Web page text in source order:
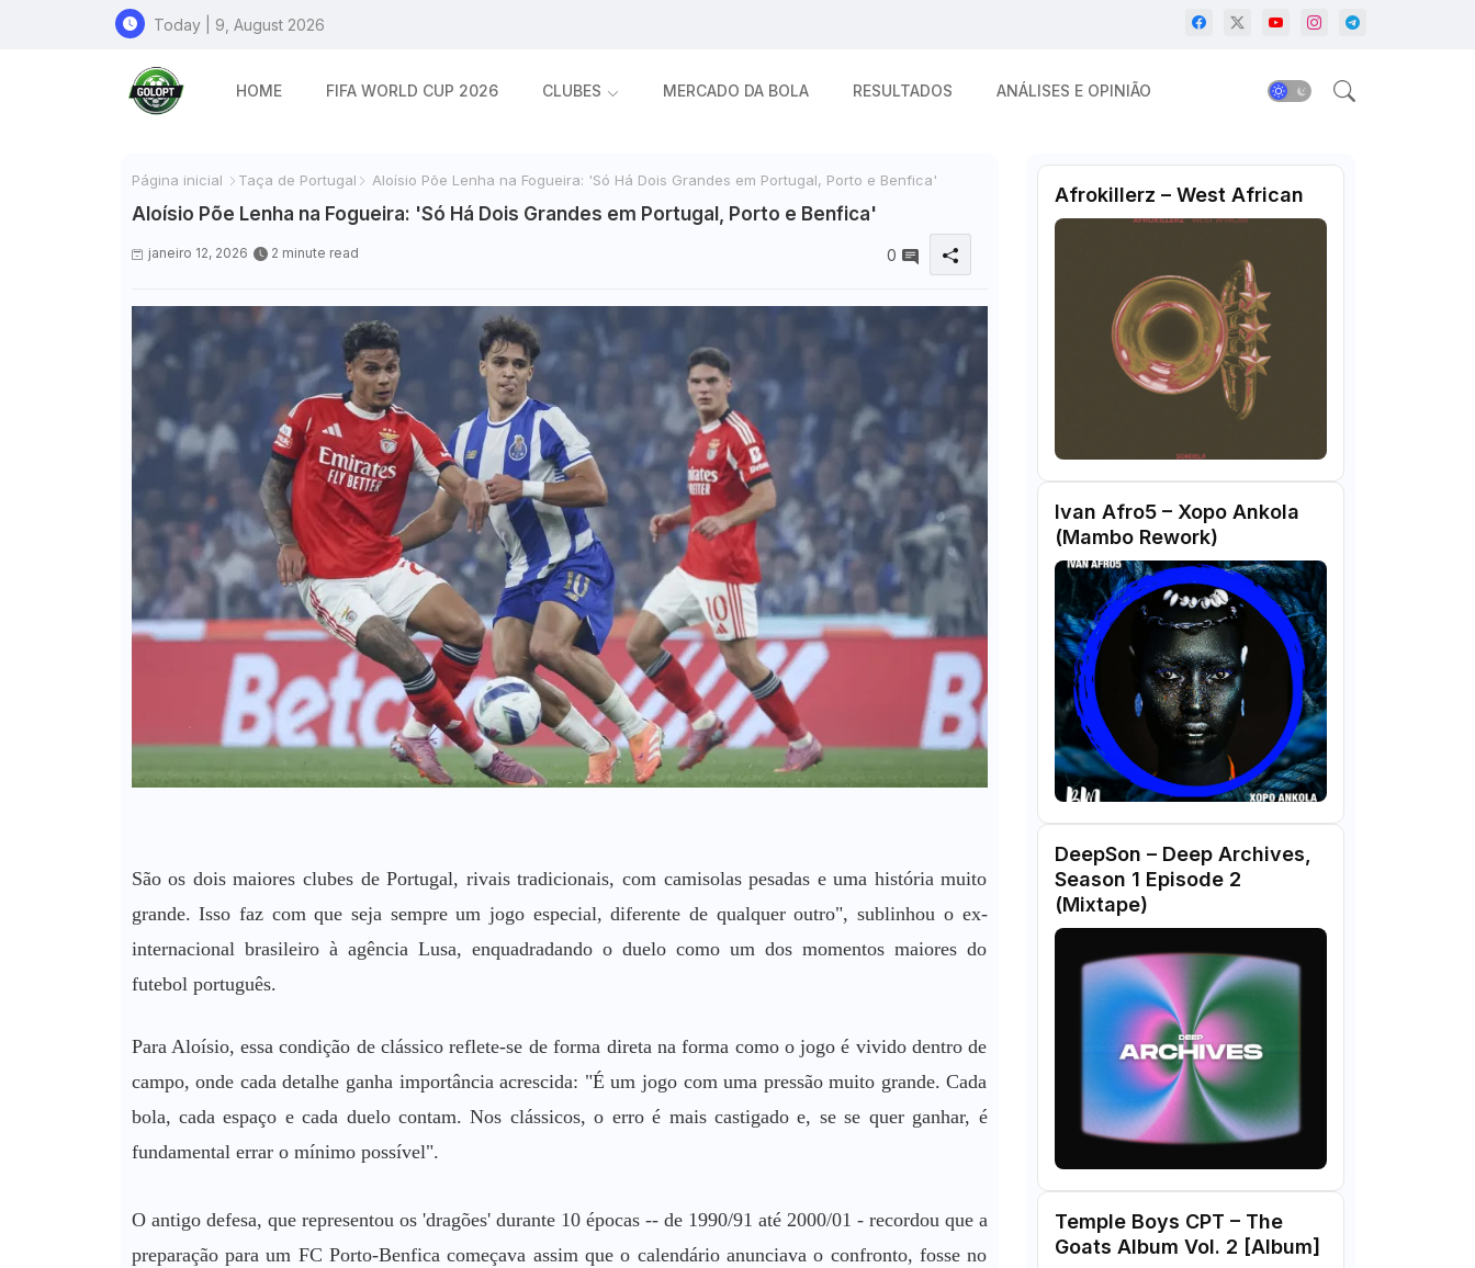
Today | 9, August 2026
HOME FIFA WORLD CUP 2026 CLUBES MERCADO DA BOLA RESULTADOS ANÁLISES E OPINIÃO
Página inicial Taça de Portugal Aloísio Põe Lenha na Fogueira: 'Só Há Dois Grandes em Portugal, Porto e Benfica'
Aloísio Põe Lenha na Fogueira: 'Só Há Dois Grandes em Portugal, Porto e Benfica'
janeiro 12, 2026 2 minute read 0
São os dois maiores clubes de Portugal, rivais tradicionais, com camisolas pesadas e uma história muito
grande. Isso faz com que seja sempre um jogo especial, diferente de qualquer outro", sublinhou o ex-
internacional brasileiro à agência Lusa, enquadradando o duelo como um dos momentos maiores do
futebol português.
Para Aloísio, essa condição de clássico reflete-se de forma direta na forma como o jogo é vivido dentro de
campo, onde cada detalhe ganha importância acrescida: "É um jogo com uma pressão muito grande. Cada
bola, cada espaço e cada duelo contam. Nos clássicos, o erro é mais castigado e, se se quer ganhar, é
fundamental errar o mínimo possível".
O antigo defesa, que representou os 'dragões' durante 10 épocas -- de 1990/91 até 2000/01 - recordou que a
preparação para um FC Porto-Benfica começava assim que o calendário anunciava o confronto, fosse no
Afrokillerz – West African
Ivan Afro5 – Xopo Ankola
(Mambo Rework)
DeepSon – Deep Archives,
Season 1 Episode 2
(Mixtape)
Temple Boys CPT – The
Goats Album Vol. 2 [Album]